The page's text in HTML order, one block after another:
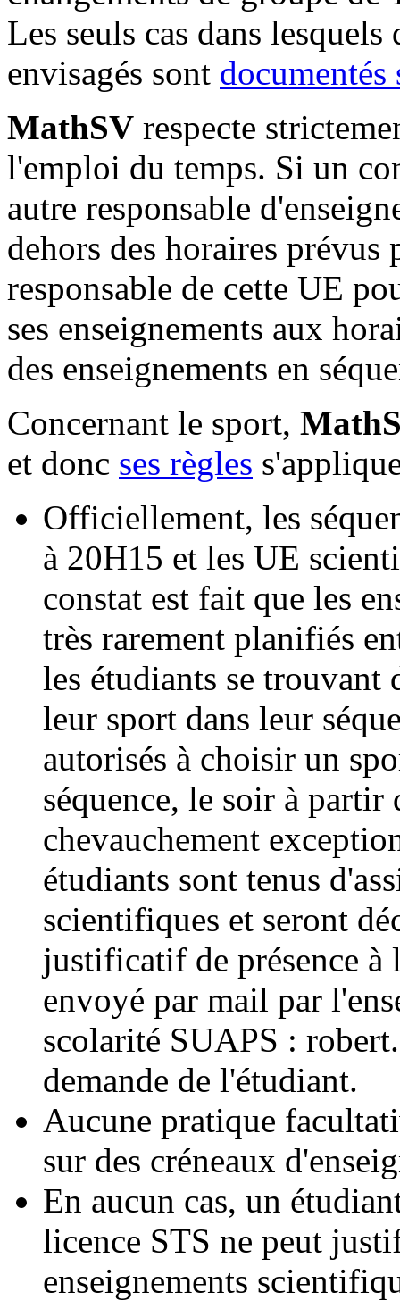
Les seuls cas dans
envisagés sont
MathSV respecte
l'emploi du temps. Si un
autre responsable
dehors des horaires prévus
responsable de cette UE
ses enseignements aux
des enseignements en
Concernant le sport,
et donc ses règles
Officiellement, les
à 20H15 et les UE
constat est fait que les
très rarement planifiés
les étudiants se
leur sport dans leur
autorisés à choisir un
séquence, le soir à partir
chevauchement
étudiants sont tenus
scientifiques et seront
justificatif de présence à
envoyé par mail par
scolarité SUAPS :
demande de l'étudiant.
Aucune pratique
sur des créneaux
En aucun cas, un
licence STS ne peut
enseignements